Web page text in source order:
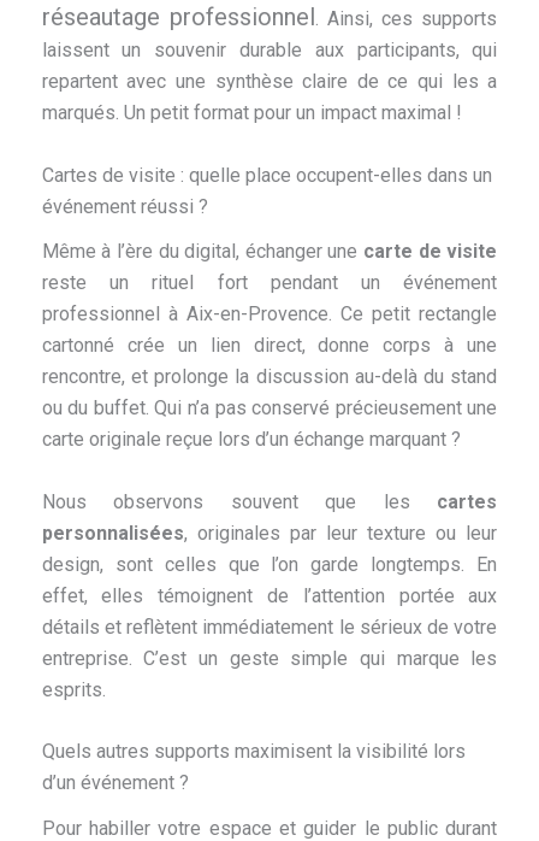
réseautage professionnel. Ainsi, ces supports
laissent un souvenir durable aux participants, qui
repartent avec une synthèse claire de ce qui les a
marqués. Un petit format pour un impact maximal !
Cartes de visite : quelle place occupent-elles dans un
événement réussi ?
Même à l’ère du digital, échanger une carte de visite
reste un rituel fort pendant un événement
professionnel à Aix-en-Provence. Ce petit rectangle
cartonné crée un lien direct, donne corps à une
rencontre, et prolonge la discussion au-delà du stand
ou du buffet. Qui n’a pas conservé précieusement une
carte originale reçue lors d’un échange marquant ?
Nous observons souvent que les cartes
personnalisées, originales par leur texture ou leur
design, sont celles que l’on garde longtemps. En
effet, elles témoignent de l’attention portée aux
détails et reflètent immédiatement le sérieux de votre
entreprise. C’est un geste simple qui marque les
esprits.
Quels autres supports maximisent la visibilité lors
d’un événement ?
Pour habiller votre espace et guider le public durant